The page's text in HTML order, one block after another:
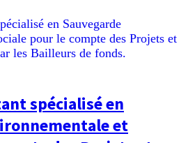
spécialisé en
et